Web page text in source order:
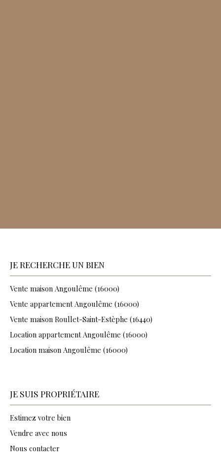
JE RECHERCHE UN BIEN
Vente maison Angoulême (16000)
Vente appartement Angoulême (16000)
Vente maison Roullet-Saint-Estèphe (16440)
Location appartement Angoulême (16000)
Location maison Angoulême (16000)
JE SUIS PROPRIÉTAIRE
Estimez votre bien
Vendre avec nous
Nous contacter